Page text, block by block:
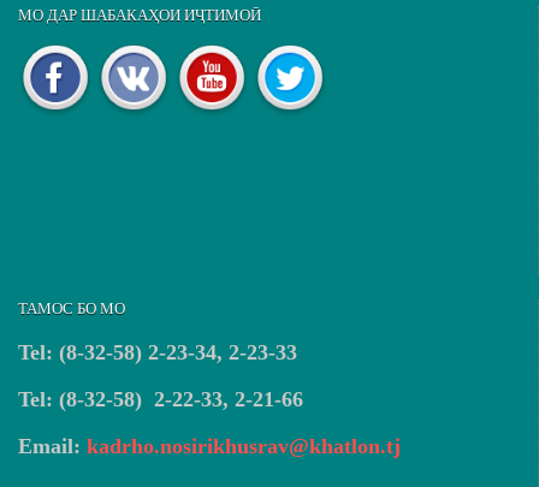
МО ДАР ШАБАКАҲОИ ИҶТИМОӢ
ТАМОС БО МО
Tel: (8-32-58) 2-23-34, 2-23-33
Tel: (8-32-58) 2-22-33, 2-21-66
Email: kadrho.nosirikhusrav@khatlon.tj